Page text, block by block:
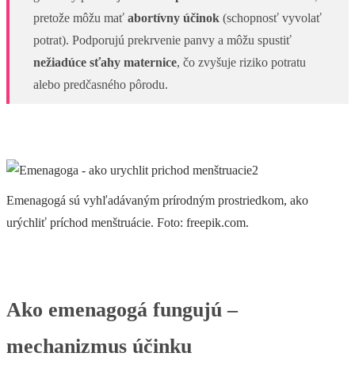
pretože môžu mať abortívny účinok (schopnosť vyvolať
potrat). Podporujú prekrvenie panvy a môžu spustiť
nežiadúce sťahy maternice, čo zvyšuje riziko potratu
alebo predčasného pôrodu.
Emenagogá sú vyhľadávaným prírodným prostriedkom, ako
urýchliť príchod menštruácie. Foto: freepik.com.
Ako emenagogá fungujú –
mechanizmus účinku